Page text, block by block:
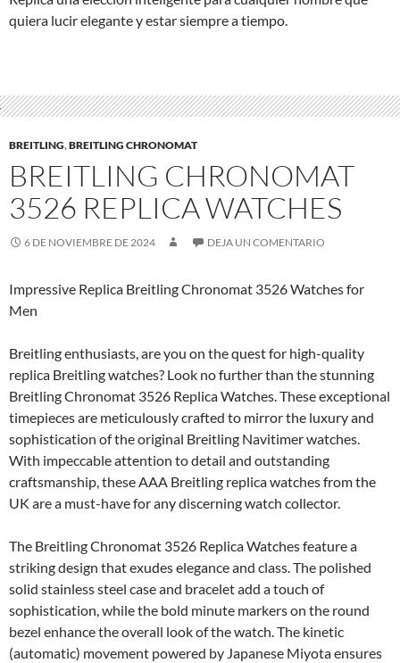
quiera lucir elegante y estar siempre a tiempo.
BREITLING,BREITLING CHRONOMAT
BREITLING CHRONOMAT
3526 REPLICA WATCHES
6 DE NOVIEMBRE DE 2024 DEJA UN COMENTARIO
Impressive Replica Breitling Chronomat 3526 Watches for
Men
Breitling enthusiasts, are you on the quest for high-quality
replica Breitling watches? Look no further than the stunning
Breitling Chronomat 3526 Replica Watches. These exceptional
timepieces are meticulously crafted to mirror the luxury and
sophistication of the original Breitling Navitimer watches.
With impeccable attention to detail and outstanding
craftsmanship, these AAA Breitling replica watches from the
UK are a must-have for any discerning watch collector.
The Breitling Chronomat 3526 Replica Watches feature a
striking design that exudes elegance and class. The polished
solid stainless steel case and bracelet add a touch of
sophistication, while the bold minute markers on the round
bezel enhance the overall look of the watch. The kinetic
(automatic) movement powered by Japanese Miyota ensures